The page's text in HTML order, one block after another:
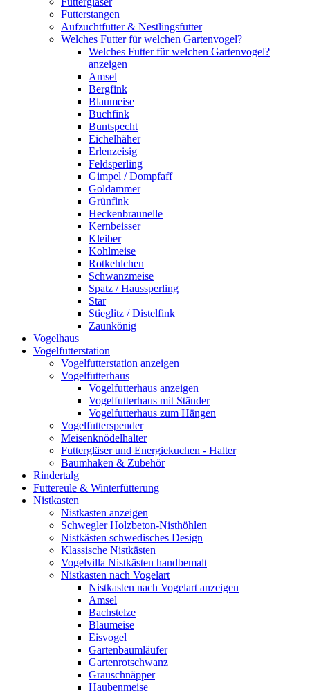
Futterstangen
Aufzuchtfutter & Nestlingsfutter
Welches Futter für welchen Gartenvogel?
Welches Futter für welchen Gartenvogel?
anzeigen
Amsel
Bergfink
Blaumeise
Buchfink
Buntspecht
Eichelhäher
Erlenzeisig
Feldsperling
Gimpel / Dompfaff
Goldammer
Grünfink
Heckenbraunelle
Kernbeisser
Kleiber
Kohlmeise
Rotkehlchen
Schwanzmeise
Spatz / Haussperling
Star
Stieglitz / Distelfink
Zaunkönig
Vogelhaus
Vogelfutterstation
Vogelfutterstation anzeigen
Vogelfutterhaus
Vogelfutterhaus anzeigen
Vogelfutterhaus mit Ständer
Vogelfutterhaus zum Hängen
Vogelfutterspender
Meisenknödelhalter
Futtergläser und Energiekuchen - Halter
Baumhaken & Zubehör
Rindertalg
Futtereule & Winterfütterung
Nistkasten
Nistkasten anzeigen
Schwegler Holzbeton-Nisthöhlen
Nistkästen schwedisches Design
Klassische Nistkästen
Vogelvilla Nistkästen handbemalt
Nistkasten nach Vogelart
Nistkasten nach Vogelart anzeigen
Amsel
Bachstelze
Blaumeise
Eisvogel
Gartenbaumläufer
Gartenrotschwanz
Grauschnäpper
Haubenmeise